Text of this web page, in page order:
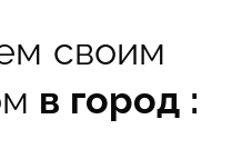
своим
в город :